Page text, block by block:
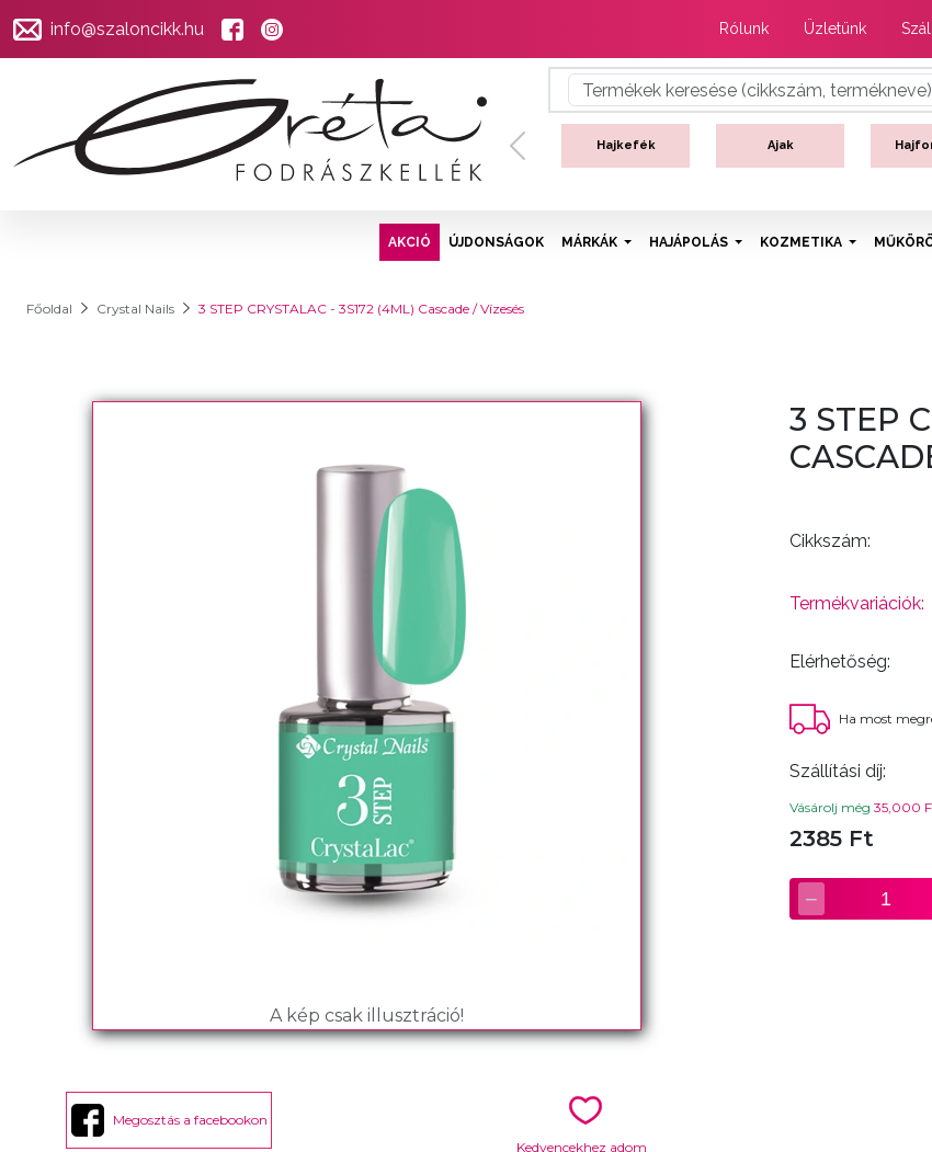
info@szaloncikk.hu Rólunk Üzletünk
Hajkefék Ajak
Previous
AKCIÓ ÚJDONSÁGOK MÁRKÁK HAJÁPOLÁS KOZMETIKA
Főoldal Crystal Nails 3 STEP CRYSTALAC - 3S172 (4ML) Cascade / Vízesés
A kép csak illusztráció!
Megosztás a facebookon
Kedvencekhez adom
3 STEP
Cikkszám:
Termékvariációk:
Elérhetőség:
Ha most
Szállítási díj:
Vásárolj még 35,000
2385 Ft
− 1